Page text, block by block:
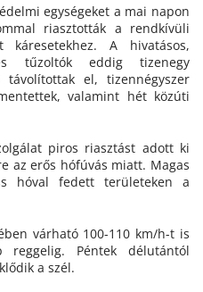
egységeket a mai napon
riasztották a rendkívüli
káresetekhez. A hivatásos,
tűzoltók eddig tizenegy
el, tizennégyszer
valamint hét közúti
piros riasztást adott ki
az erős hófúvás miatt. Magas
hóval fedett területeken a
várható 100-110 km/h-t is
reggelig. Péntek délutántól
a szél.